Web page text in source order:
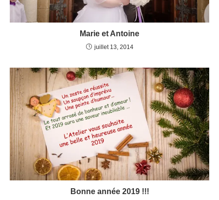
Marie et Antoine
juillet 13, 2014
Bonne année 2019 !!!